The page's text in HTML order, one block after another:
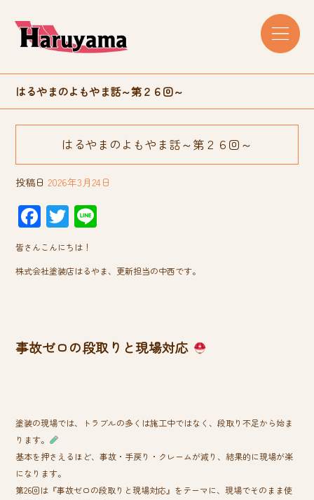
はるやまのよもやま話～第２６回～
はるやまのよもやま話～第２６回～
投稿日 2026年3月24日
F
ac
e
b
T
wi
tt
er
皆さんこんにちは！
株式会社塗装店はるやま、更新担当の中西です。
事故ゼロの段取りと現場対応
塗装の現場では、トラブルの多くは施工中ではなく、段取り不足から始ま
ります。
基本を押さえるほど、事故・手戻り・クレームが減り、結果的に現場が楽
になります。
第26回は『事故ゼロの段取りと現場対応』をテーマに、現場でそのまま使